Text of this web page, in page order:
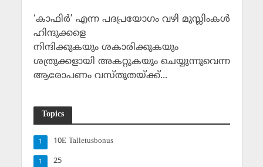
‘കാഫിര്‍’ എന്ന പദപ്രയോഗം വഴി മുസ്ലിംകള്‍
ഹിന്ദുക്കളെ
നിന്ദിക്കുകയും ശകാരിക്കുകയും
ശത്രുക്കളായി അകറ്റുകയും ചെയ്യുന്നുവെന്ന
ആരോപണം വസ്തുതയ്ക്ക്...
Topics
10E Talletusbonus
1
25
1